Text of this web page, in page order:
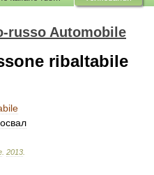
russo Automobile
ribaltabile
2013